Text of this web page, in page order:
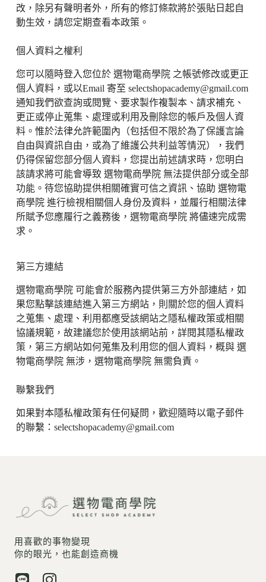
改，除另有聲明者外，所有的修訂條款將於張貼日起自
動生效，請您定期查看本政策。
個人資料之權利
您可以隨時登入您位於 選物電商學院之帳號修改或更正
個人資料，或以Email 寄至 selectshopacademy@gmail.com
通知我們欲查詢或閱覽、要求製作複製本、請求補充、
更正或停止蒐集、處理或利用及刪除您的帳戶及個人資
料。惟於法律允許範圍內（包括但不限於為了保護言論
自由與資訊自由，或為了維護公共利益等情況），我們
仍得保留您部分個人資料，您提出前述請求時，您明白
該請求將可能會導致 選物電商學院無法提供部分或全部
功能。待您協助提供相關確實可信之資訊、協助 選物電
商學院進行檢視相關個人身份及資料，並履行相關法律
所賦予您應履行之義務後， 選物電商學院將儘速完成需
求。
第三方連結
選物電商學院可能會於服務內提供第三方外部連結，如
果您點擊該連結進入第三方網站，則關於您的個人資料
之蒐集、處理、利用都應受該網站之隱私權政策或相關
協議規範，故建議您於使用該網站前，詳閱其隱私權政
策，第三方網站如何蒐集及利用您的個人資料，概與 選
物電商學院無涉， 選物電商學院無需負責。
聯繫我們
如果對本隱私權政策有任何疑問，歡迎隨時以電子郵件
的聯繫：selectshopacademy@gmail.com
用喜歡的事物變現
你的眼光，也能創造商機